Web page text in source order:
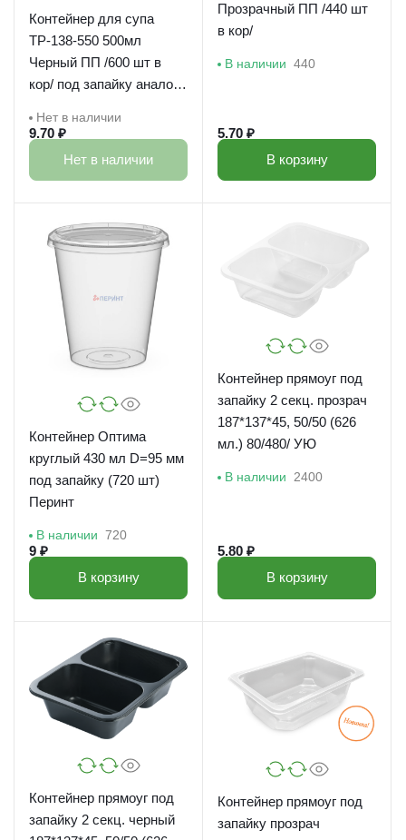
Контейнер для супа
ТР-138-550 500мл
Черный ПП /600 шт в
кор/ под запайку аналог
Нет в наличии
9.70 ₽
Нет в наличии
Прозрачный ПП /440 шт
в кор/
В наличии 440
5.70 ₽
В корзину
Контейнер Оптима
круглый 430 мл D=95 мм
под запайку (720 шт)
Перинт
В наличии 720
9 ₽
В корзину
Контейнер прямоуг под
запайку 2 секц. прозрач
187*137*45, 50/50 (626
мл.) 80/480/ УЮ
В наличии 2400
5.80 ₽
В корзину
Контейнер прямоуг под
запайку 2 секц. черный
Контейнер прямоуг под
запайку прозрач